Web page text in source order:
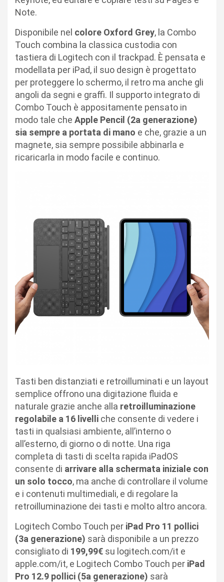
Note.
Disponibile nel colore Oxford Grey, la Combo
Touch combina la classica custodia con
tastiera di Logitech con il trackpad. È pensata e
modellata per iPad, il suo design è progettato
per proteggere lo schermo, il retro ma anche gli
angoli da segni e graffi. Il supporto integrato di
Combo Touch è appositamente pensato in
modo tale che Apple Pencil (2a generazione)
sia sempre a portata di mano e che, grazie a un
magnete, sia sempre possibile abbinarla e
ricaricarla in modo facile e continuo.
Tasti ben distanziati e retroilluminati e un layout
semplice offrono una digitazione fluida e
naturale grazie anche alla retroilluminazione
regolabile a 16 livelli che consente di vedere i
tasti in qualsiasi ambiente, all’interno o
all’esterno, di giorno o di notte. Una riga
completa di tasti di scelta rapida iPadOS
consente di arrivare alla schermata iniziale con
un solo tocco, ma anche di controllare il volume
e i contenuti multimediali, e di regolare la
retroilluminazione dei tasti e molto altro ancora.
Logitech Combo Touch per iPad Pro 11 pollici
(3a generazione) sarà disponibile a un prezzo
consigliato di 199,99€ su logitech.com/it e
apple.com/it, e Logitech Combo Touch per iPad
Pro 12.9 pollici (5a generazione) sarà